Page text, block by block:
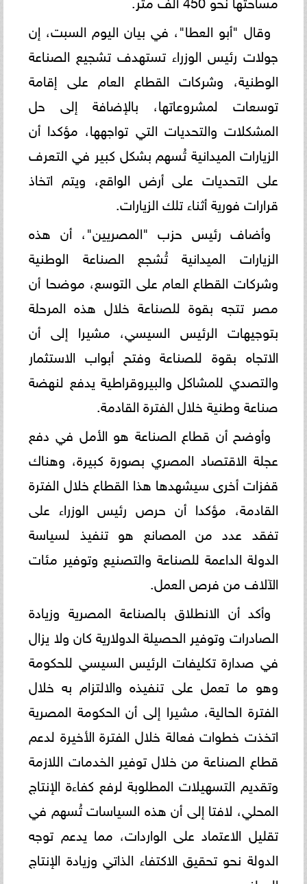
وقال "أبو العطا"، في بيان اليوم السبت، إن
جولات رئيس الوزراء تستهدف تشجيع الصناعة
الوطنية، وشركات القطاع العام على إقامة
توسعات لمشروعاتها، بالإضافة إلى حل
المشكلات والتحديات التي تواجهها، مؤكدا أن
الزيارات الميدانية تُسهم بشكل كبير في التعرف
على التحديات على أرض الواقع، ويتم اتخاذ
قرارات فورية أثناء تلك الزيارات.
وأضاف رئيس حزب "المصريين"، أن هذه
الزيارات الميدانية تُشجع الصناعة الوطنية
وشركات القطاع العام على التوسع، موضحا أن
مصر تتجه بقوة للصناعة خلال هذه المرحلة
بتوجيهات الرئيس السيسي، مشيرا إلى أن
الاتجاه بقوة للصناعة وفتح أبواب الاستثمار
والتصدي للمشاكل والبيروقراطية يدفع لنهضة
صناعة وطنية خلال الفترة القادمة.
وأوضح أن قطاع الصناعة هو الأمل في دفع
عجلة الاقتصاد المصري بصورة كبيرة، وهناك
قفزات أخرى سيشهدها هذا القطاع خلال الفترة
القادمة، مؤكدا أن حرص رئيس الوزراء على
تفقد عدد من المصانع هو تنفيذ لسياسة
الدولة الداعمة للصناعة والتصنيع وتوفير مئات
الآلاف من فرص العمل.
وأكد أن الانطلاق بالصناعة المصرية وزيادة
الصادرات وتوفير الحصيلة الدولارية كان ولا يزال
في صدارة تكليفات الرئيس السيسي للحكومة
وهو ما تعمل على تنفيذه والالتزام به خلال
الفترة الحالية، مشيرا إلى أن الحكومة المصرية
اتخذت خطوات فعالة خلال الفترة الأخيرة لدعم
قطاع الصناعة من خلال توفير الخدمات اللازمة
وتقديم التسهيلات المطلوبة لرفع كفاءة الإنتاج
المحلي، لافتا إلى أن هذه السياسات تُسهم في
تقليل الاعتماد على الواردات، مما يدعم توجه
الدولة نحو تحقيق الاكتفاء الذاتي وزيادة الإنتاج